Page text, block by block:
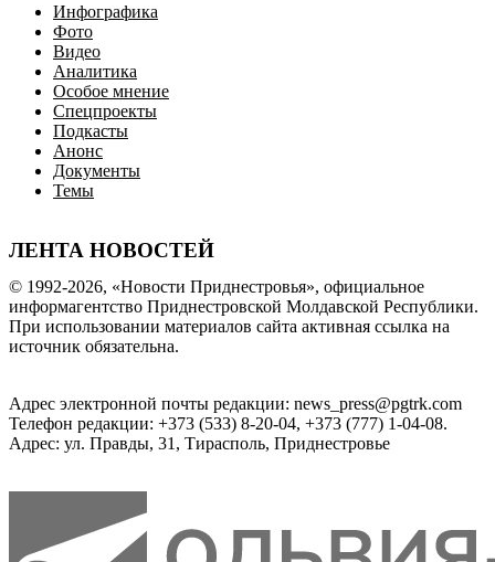
Инфографика
Фото
Видео
Аналитика
Особое мнение
Спецпроекты
Подкасты
Анонс
Документы
Темы
ЛЕНТА НОВОСТЕЙ
© 1992-2026, «Новости Приднестровья», официальное
информагентство Приднестровской Молдавской Республики.
При использовании материалов сайта активная ссылка на
источник обязательна.
Адрес электронной почты редакции: news_press@pgtrk.com
Телефон редакции: +373 (533) 8-20-04, +373 (777) 1-04-08.
Адрес: ул. Правды, 31, Тирасполь, Приднестровье